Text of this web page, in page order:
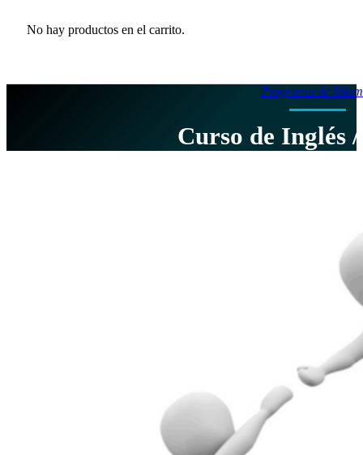
No hay productos en el carrito.
Programa de
Curso de Inglés